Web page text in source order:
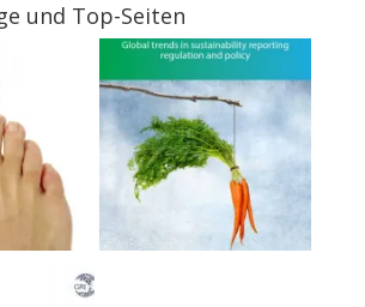
und Top-Seiten